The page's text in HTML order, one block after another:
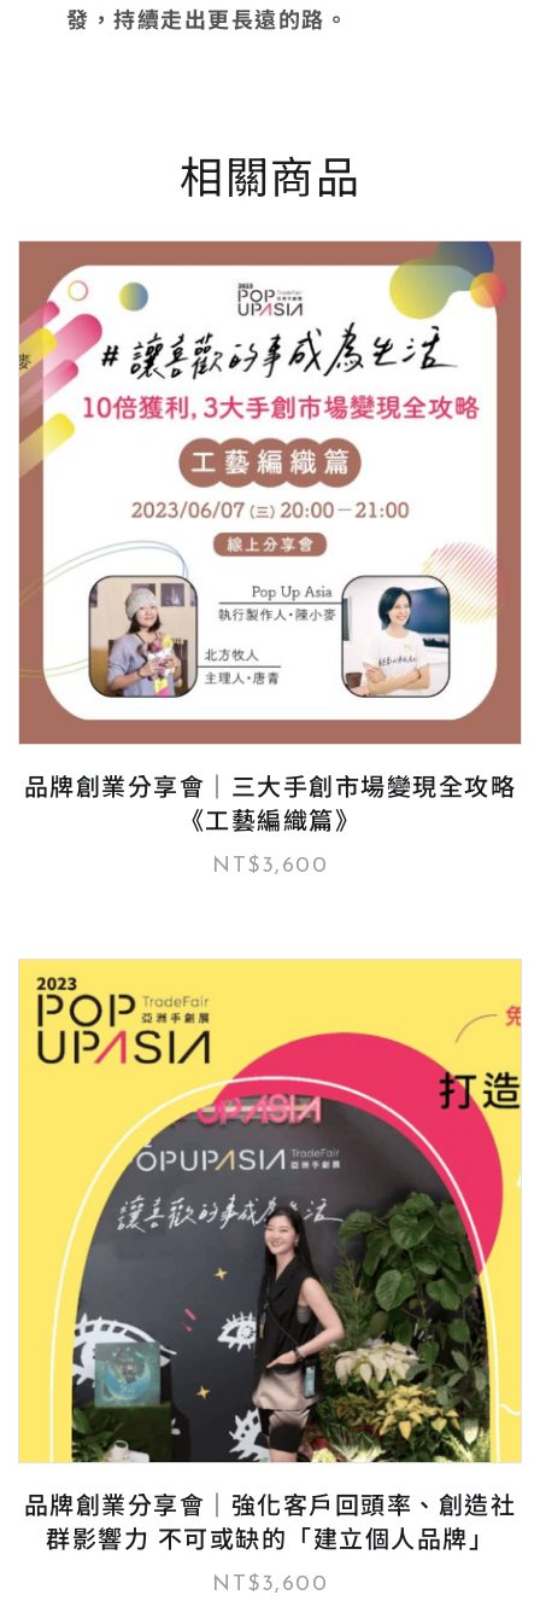
發，持續走出更長遠的路。
相關商品
品牌創業分享會｜三大手創市場變現全攻略
《工藝編織篇》
NT$3,600
品牌創業分享會｜強化客戶回頭率、創造社
群影響力 不可或缺的「建立個人品牌」
NT$3,600